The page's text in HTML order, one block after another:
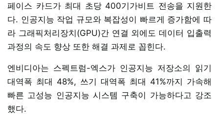
페이스 카드가 최대 초당 400기가비트 전송을 지원한
다. 인공지능 작업 규모와 복잡성이 빠르게 증가함에 따
라 그래픽처리장치(GPU)간 연결 외에도 데이터 입출력
과정의 속도 향상 또한 해결 과제로 꼽힌다.
엔비디아는 스펙트럼-엑스가 인공지능 저장소의 읽기
대역폭 최대 48%, 쓰기 대역폭 최대 41%까지 가속해
빠른 고성능 인공지능 시스템 구축이 가능하다고 강조
했다.